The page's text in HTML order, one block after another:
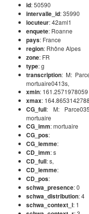
id: 50590
intervalle_id: 35990
locuteur: 42aml1
enquete: Roanne
pays: France
region: Rhône Alpes
zone: FR
type: g
transcription: M:
mortuaire0413s,
xmin: 161.2571978059
xmax:
CG_full: M:
mortuaire
CG_imm: mortuaire
CG_pos:
CG_lemme:
CD_imm: s
CD_full: s,
CD_lemme:
CD_pos:
schwa_presence: 0
schwa_distribution: 4
schwa_context_l: 1